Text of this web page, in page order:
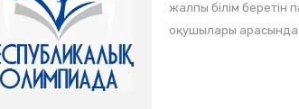
жалпы білім беретін
оқушылары